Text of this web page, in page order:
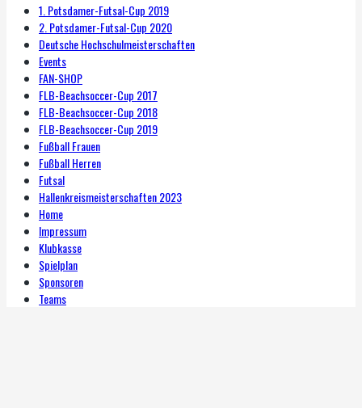
1. Potsdamer-Futsal-Cup 2019
2. Potsdamer-Futsal-Cup 2020
Deutsche Hochschulmeisterschaften
Events
FAN-SHOP
FLB-Beachsoccer-Cup 2017
FLB-Beachsoccer-Cup 2018
FLB-Beachsoccer-Cup 2019
Fußball Frauen
Fußball Herren
Futsal
Hallenkreismeisterschaften 2023
Home
Impressum
Klubkasse
Spielplan
Sponsoren
Teams